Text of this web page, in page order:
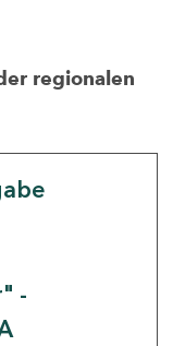
regionalen
-